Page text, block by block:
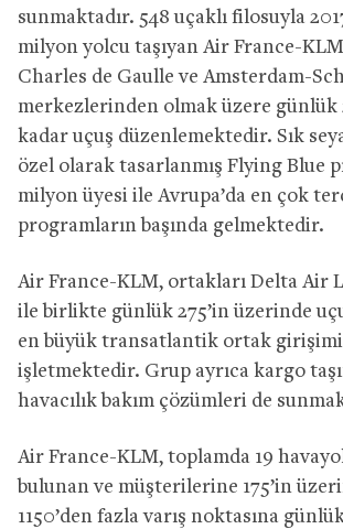
sunmaktadır. 548 uçaklı filosuyla
milyon yolcu taşıyan Air France-
Charles de Gaulle ve Amsterdam-
merkezlerinden olmak üzere günlük
kadar uçuş düzenlemektedir. Sık
özel olarak tasarlanmış Flying Blue
milyon üyesi ile Avrupa’da en çok
programların başında gelmektedir.
Air France-KLM, ortakları Delta Air
ile birlikte günlük 275’in üzerinde
en büyük transatlantik ortak
işletmektedir. Grup ayrıca kargo
havacılık bakım çözümleri de
Air France-KLM, toplamda 19
bulunan ve müşterilerine 175’in
1150’den fazla varış noktasına